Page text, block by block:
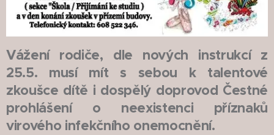
Vážení rodiče, dle nových instrukcí z
25.5. musí mít s sebou k talentové
zkoušce dítě i dospělý doprovod Čestné
prohlášení o neexistenci příznaků
virového infekčního onemocnění.